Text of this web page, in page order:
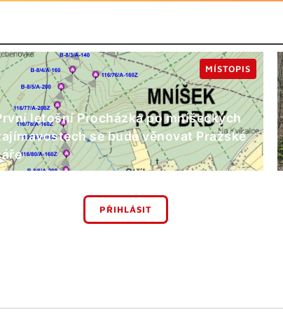
letošní Procházka po mníšeckých
se bude věnovat Pražské
MÍSTOPIS
PŘIHLÁSIT